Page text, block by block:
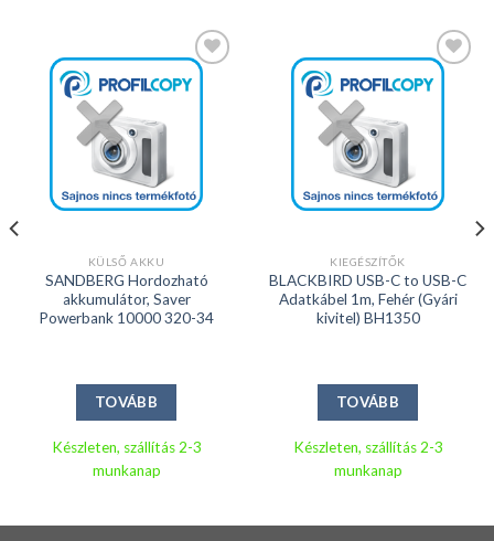
Kedvencekhez
KÜLSŐ AKKU
SANDBERG Hordozható
akkumulátor, Saver
Powerbank 10000 320-34
TOVÁBB
Készleten, szállítás 2-3
munkanap
Kedvencekhez
KIEGÉSZÍTŐK
BLACKBIRD USB-C to USB-C
Adatkábel 1m, Fehér (Gyári
kivitel) BH1350
TOVÁBB
Készleten, szállítás 2-3
munkanap